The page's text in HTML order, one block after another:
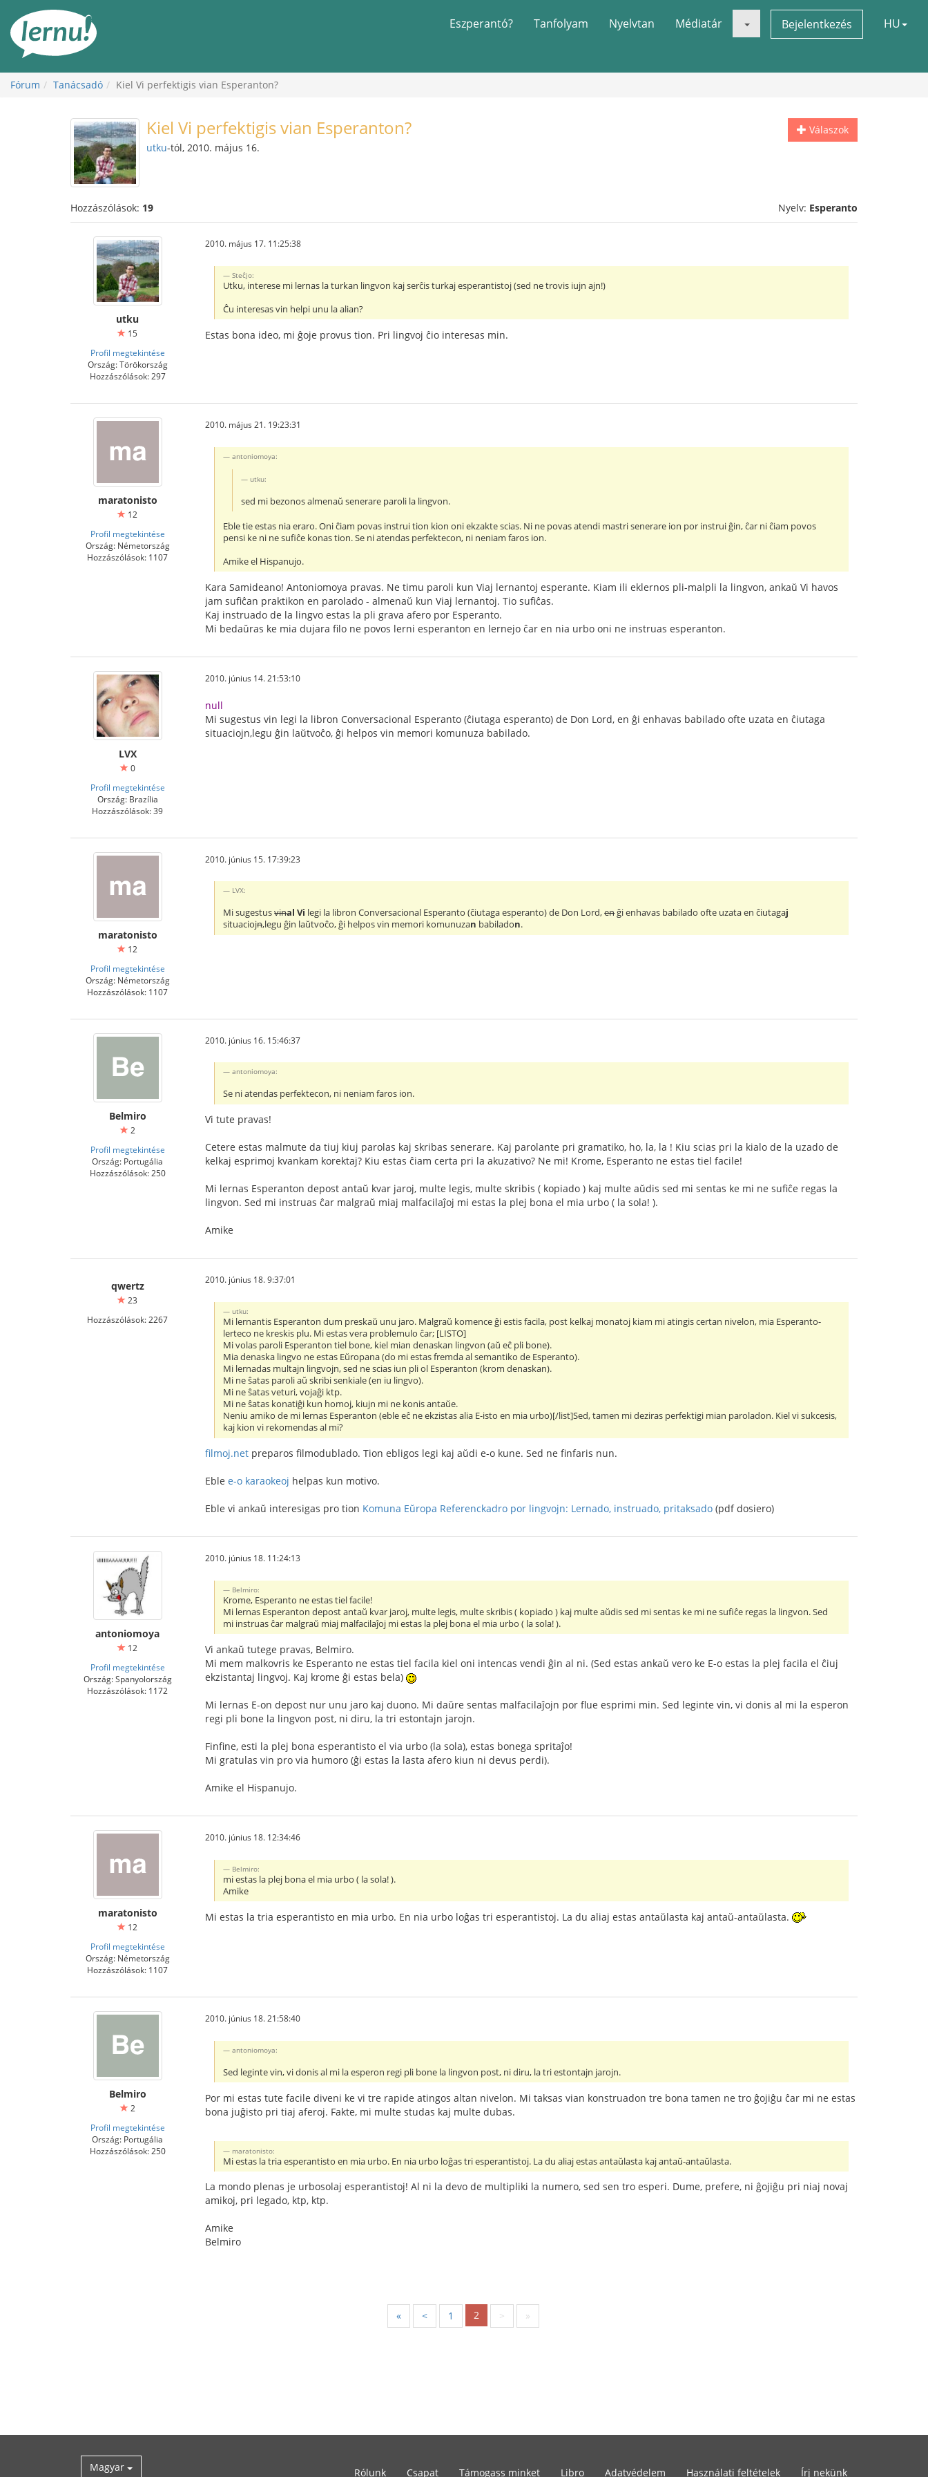
Eszperantó? Tanfolyam Nyelvtan Médiatár Bejelentkezés HU
Fórum Tanácsadó Kiel Vi perfektigis vian Esperanton?
Válaszok
Kiel Vi perfektigis vian Esperanton?
utku-tól, 2010. május 16.
Hozzászólások: 19 Nyelv: Esperanto
utku
15
Profil megtekintése
Ország: Törökország
Hozzászólások: 297
2010. május 17. 11:25:38
Steĉjo:
Utku, interese mi lernas la turkan lingvon kaj serĉis turkaj esperantistoj (sed ne trovis iujn ajn!)
Ĉu interesas vin helpi unu la alian?
Estas bona ideo, mi ĝoje provus tion. Pri lingvoj ĉio interesas min.
maratonisto
12
Profil megtekintése
Ország: Németország
Hozzászólások: 1107
2010. május 21. 19:23:31
antoniomoya:
utku:
sed mi bezonos almenaŭ senerare paroli la lingvon.
Eble tie estas nia eraro. Oni ĉiam povas instrui tion kion oni ekzakte scias. Ni ne povas atendi mastri senerare ion por instrui ĝin, ĉar ni ĉiam povos
pensi ke ni ne sufiĉe konas tion. Se ni atendas perfektecon, ni neniam faros ion.
Amike el Hispanujo.
Kara Samideano! Antoniomoya pravas. Ne timu paroli kun Viaj lernantoj esperante. Kiam ili eklernos pli-malpli la lingvon, ankaŭ Vi havos
jam sufiĉan praktikon en parolado - almenaŭ kun Viaj lernantoj. Tio sufiĉas.
Kaj instruado de la lingvo estas la pli grava afero por Esperanto.
Mi bedaŭras ke mia dujara filo ne povos lerni esperanton en lernejo ĉar en nia urbo oni ne instruas esperanton.
LVX
0
Profil megtekintése
Ország: Brazília
Hozzászólások: 39
2010. június 14. 21:53:10
null
Mi sugestus vin legi la libron Conversacional Esperanto (ĉiutaga esperanto) de Don Lord, en ĝi enhavas babilado ofte uzata en ĉiutaga
situaciojn,legu ĝin laŭtvoĉo, ĝi helpos vin memori komunuza babilado.
maratonisto
12
Profil megtekintése
Ország: Németország
Hozzászólások: 1107
2010. június 15. 17:39:23
LVX:
Mi sugestusvinal Vi legi la libron Conversacional Esperanto (ĉiutaga esperanto) de Don Lord,enĝi enhavas babilado ofte uzata en ĉiutagaj
situaciojn,legu ĝin laŭtvoĉo, ĝi helpos vin memori komunuzan babiladon.
Belmiro
2
Profil megtekintése
Ország: Portugália
Hozzászólások: 250
2010. június 16. 15:46:37
antoniomoya:
Se ni atendas perfektecon, ni neniam faros ion.
Vi tute pravas!
Cetere estas malmute da tiuj kiuj parolas kaj skribas senerare. Kaj parolante pri gramatiko, ho, la, la ! Kiu scias pri la kialo de la uzado de
kelkaj esprimoj kvankam korektaj? Kiu estas ĉiam certa pri la akuzativo? Ne mi! Krome, Esperanto ne estas tiel facile!
Mi lernas Esperanton depost antaŭ kvar jaroj, multe legis, multe skribis ( kopiado ) kaj multe aŭdis sed mi sentas ke mi ne sufiĉe regas la
lingvon. Sed mi instruas ĉar malgraŭ miaj malfacilaĵoj mi estas la plej bona el mia urbo ( la sola! ).
Amike
qwertz
23
Hozzászólások: 2267
2010. június 18. 9:37:01
utku:
Mi lernantis Esperanton dum preskaŭ unu jaro. Malgraŭ komence ĝi estis facila, post kelkaj monatoj kiam mi atingis certan nivelon, mia Esperanto-
lerteco ne kreskis plu. Mi estas vera problemulo ĉar; [LISTO]
Mi volas paroli Esperanton tiel bone, kiel mian denaskan lingvon (aŭ eĉ pli bone).
Mia denaska lingvo ne estas Eŭropana (do mi estas fremda al semantiko de Esperanto).
Mi lernadas multajn lingvojn, sed ne scias iun pli ol Esperanton (krom denaskan).
Mi ne ŝatas paroli aŭ skribi senkiale (en iu lingvo).
Mi ne ŝatas veturi, vojaĝi ktp.
Mi ne ŝatas konatiĝi kun homoj, kiujn mi ne konis antaŭe.
Neniu amiko de mi lernas Esperanton (eble eĉ ne ekzistas alia E-isto en mia urbo)[/list]Sed, tamen mi deziras perfektigi mian paroladon. Kiel vi sukcesis,
kaj kion vi rekomendas al mi?
filmoj.net preparos filmodublado. Tion ebligos legi kaj aŭdi e-o kune. Sed ne finfaris nun.
Eble e-o karaokeoj helpas kun motivo.
Eble vi ankaŭ interesigas pro tion Komuna Eŭropa Referenckadro por lingvojn: Lernado, instruado, pritaksado (pdf dosiero)
antoniomoya
12
Profil megtekintése
Ország: Spanyolország
Hozzászólások: 1172
2010. június 18. 11:24:13
Belmiro:
Krome, Esperanto ne estas tiel facile!
Mi lernas Esperanton depost antaŭ kvar jaroj, multe legis, multe skribis ( kopiado ) kaj multe aŭdis sed mi sentas ke mi ne sufiĉe regas la lingvon. Sed
mi instruas ĉar malgraŭ miaj malfacilaĵoj mi estas la plej bona el mia urbo ( la sola! ).
Vi ankaŭ tutege pravas, Belmiro.
Mi mem malkovris ke Esperanto ne estas tiel facila kiel oni intencas vendi ĝin al ni. (Sed estas ankaŭ vero ke E-o estas la plej facila el ĉiuj
ekzistantaj lingvoj. Kaj krome ĝi estas bela)
Mi lernas E-on depost nur unu jaro kaj duono. Mi daŭre sentas malfacilaĵojn por flue esprimi min. Sed leginte vin, vi donis al mi la esperon
regi pli bone la lingvon post, ni diru, la tri estontajn jarojn.
Finfine, esti la plej bona esperantisto el via urbo (la sola), estas bonega spritaĵo!
Mi gratulas vin pro via humoro (ĝi estas la lasta afero kiun ni devus perdi).
Amike el Hispanujo.
maratonisto
12
Profil megtekintése
Ország: Németország
Hozzászólások: 1107
2010. június 18. 12:34:46
Belmiro:
mi estas la plej bona el mia urbo ( la sola! ).
Amike
Mi estas la tria esperantisto en mia urbo. En nia urbo loĝas tri esperantistoj. La du aliaj estas antaŭlasta kaj antaŭ-antaŭlasta.
Belmiro
2
Profil megtekintése
Ország: Portugália
Hozzászólások: 250
2010. június 18. 21:58:40
antoniomoya:
Sed leginte vin, vi donis al mi la esperon regi pli bone la lingvon post, ni diru, la tri estontajn jarojn.
Por mi estas tute facile diveni ke vi tre rapide atingos altan nivelon. Mi taksas vian konstruadon tre bona tamen ne tro ĝojiĝu ĉar mi ne estas
bona juĝisto pri tiaj aferoj. Fakte, mi multe studas kaj multe dubas.
maratonisto:
Mi estas la tria esperantisto en mia urbo. En nia urbo loĝas tri esperantistoj. La du aliaj estas antaŭlasta kaj antaŭ-antaŭlasta.
La mondo plenas je urbosolaj esperantistoj! Al ni la devo de multipliki la numero, sed sen tro esperi. Dume, prefere, ni ĝojiĝu pri niaj novaj
amikoj, pri legado, ktp, ktp.
Amike
Belmiro
« < 1 2 > »
Magyar Rólunk Csapat Támogass minket Libro Adatvédelem Használati feltételek Írj nekünk